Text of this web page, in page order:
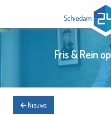
Fris & Rein
Nieuws